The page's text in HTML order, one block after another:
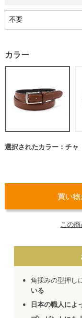
カラー
選択されたカラー：チャ
この
角揉みの型押し
いる
日本の職人によ